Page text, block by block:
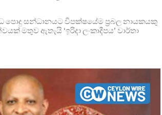
පොදු සන්ධානයට විපක්ෂයේම ප්‍රබල නායකයකු
මතුව ඇතැයි ‘ඉරිදා ලංකාදීපය’ වාර්තා